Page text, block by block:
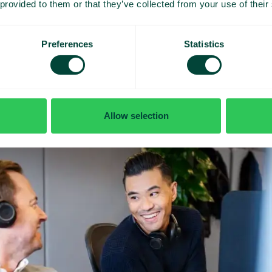
to them or that they’ve collected from your use of
Preferences Statistics
Allow selection